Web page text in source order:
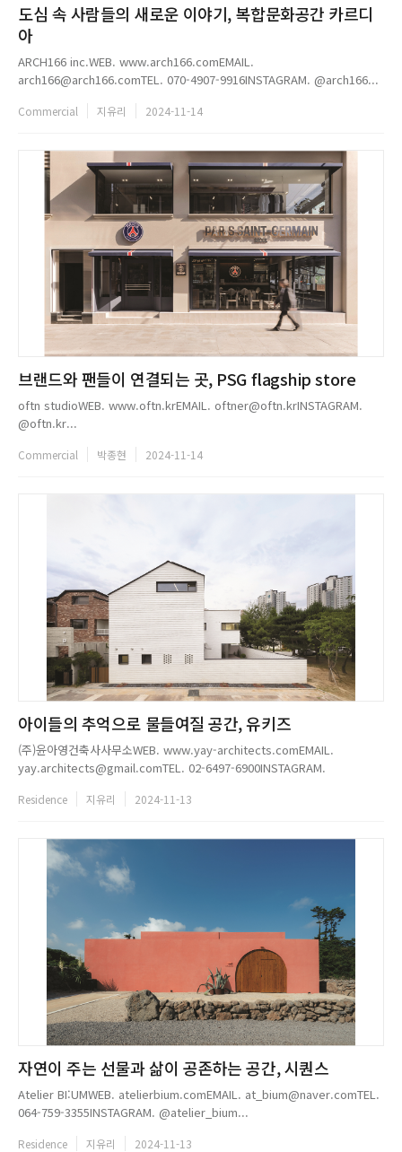
도심 속 사람들의 새로운 이야기, 복합문화공간 카르디
아
ARCH166 inc.WEB. www.arch166.comEMAIL.
arch166@arch166.comTEL. 070-4907-9916INSTAGRAM. @arch166...
Commercial 지유리 2024-11-14
브랜드와 팬들이 연결되는 곳, PSG flagship store
oftn studioWEB. www.oftn.krEMAIL. oftner@oftn.krINSTAGRAM.
@oftn.kr...
Commercial 박종현 2024-11-14
아이들의 추억으로 물들여질 공간, 유키즈
(주)윤아영건축사사무소WEB. www.yay-architects.comEMAIL.
yay.architects@gmail.comTEL. 02-6497-6900INSTAGRAM.
Residence 지유리 2024-11-13
자연이 주는 선물과 삶이 공존하는 공간, 시퀀스
Atelier BI:UMWEB. atelierbium.comEMAIL. at_bium@naver.comTEL.
064-759-3355INSTAGRAM. @atelier_bium...
Residence 지유리 2024-11-13